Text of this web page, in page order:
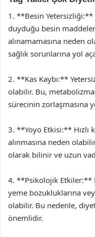
1. **Besin Yetersizliği:**
duyduğu besin
alınamamasına neden
sağlık sorunlarına yol
2. **Kas Kaybı:**
olabilir. Bu,
sürecinin zorlaşmasına
3. **Yoyo Etkisi:** Hızlı
alınmasına neden
olarak bilinir ve uzun
4. **Psikolojik Etkiler:**
yeme bozukluklarına
olabilir. Bu nedenle,
önemlidir.